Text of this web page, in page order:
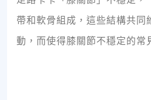
帶和軟骨組成，這些結構共同
動，而使得膝關節不穩定的常